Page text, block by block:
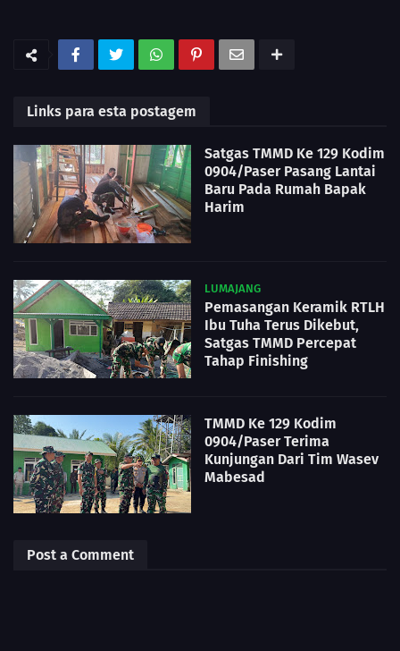
Links para esta postagem
Satgas TMMD Ke 129 Kodim
0904/Paser Pasang Lantai
Baru Pada Rumah Bapak
Harim
LUMAJANG
Pemasangan Keramik RTLH
Ibu Tuha Terus Dikebut,
Satgas TMMD Percepat
Tahap Finishing
TMMD Ke 129 Kodim
0904/Paser Terima
Kunjungan Dari Tim Wasev
Mabesad
Post a Comment